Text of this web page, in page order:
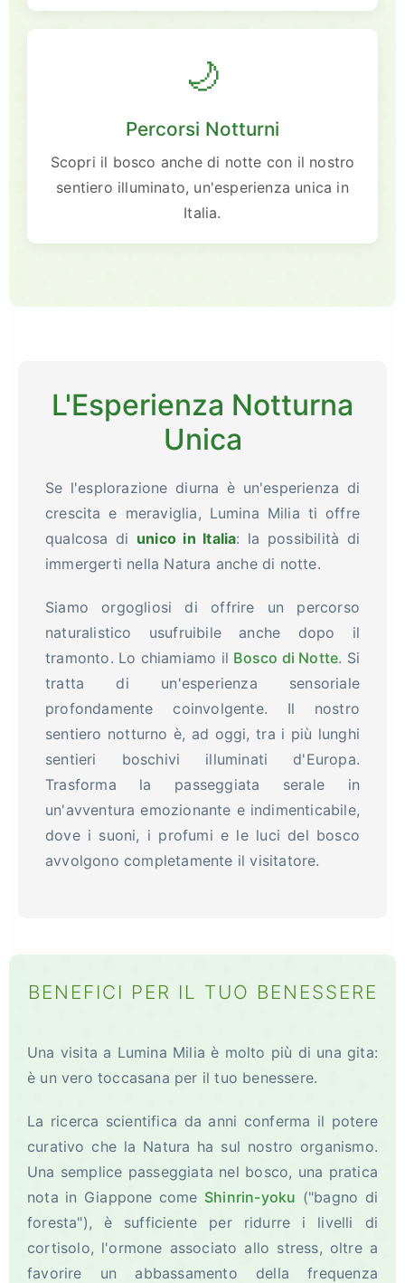
🌙
Percorsi Notturni
Scopri il bosco anche di notte con il nostro
sentiero illuminato, un'esperienza unica in
Italia.
L'Esperienza Notturna
Unica
Se l'esplorazione diurna è un'esperienza di
crescita e meraviglia, Lumina Milia ti offre
qualcosa di unico in Italia: la possibilità di
immergerti nella Natura anche di notte.
Siamo orgogliosi di offrire un percorso
naturalistico usufruibile anche dopo il
tramonto. Lo chiamiamo il Bosco di Notte. Si
tratta di un'esperienza sensoriale
profondamente coinvolgente. Il nostro
sentiero notturno è, ad oggi, tra i più lunghi
sentieri boschivi illuminati d'Europa.
Trasforma la passeggiata serale in
un'avventura emozionante e indimenticabile,
dove i suoni, i profumi e le luci del bosco
avvolgono completamente il visitatore.
BENEFICI PER IL TUO BENESSERE
Una visita a Lumina Milia è molto più di una gita:
è un vero toccasana per il tuo benessere.
La ricerca scientifica da anni conferma il potere
curativo che la Natura ha sul nostro organismo.
Una semplice passeggiata nel bosco, una pratica
nota in Giappone come Shinrin-yoku ("bagno di
foresta"), è sufficiente per ridurre i livelli di
cortisolo, l'ormone associato allo stress, oltre a
favorire un abbassamento della frequenza